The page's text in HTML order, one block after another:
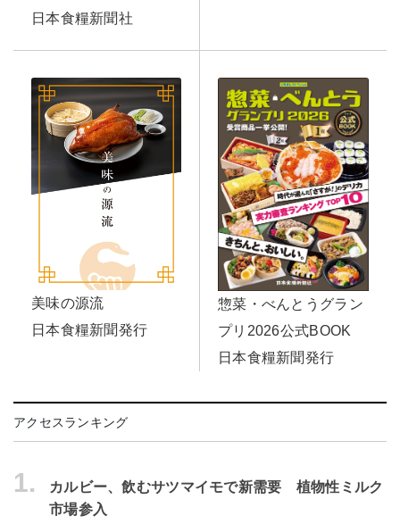
日本食糧新聞社
美味の源流
日本食糧新聞発行
惣菜・べんとうグラン
プリ2026公式BOOK
日本食糧新聞発行
アクセスランキング
1.
カルビー、飲むサツマイモで新需要 植物性ミルク
市場参入